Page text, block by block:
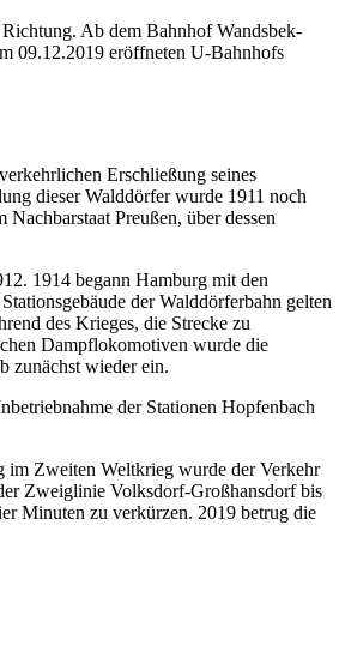
Ab dem Bahnhof Wandsbek-
09.12.2019 eröffneten U-Bahnhofs
Erschließung seines
dieser Walddörfer wurde 1911 noch
Preußen, über dessen
1914 begann Hamburg mit den
der Walddörferbahn gelten
des Krieges, die Strecke zu
Dampflokomotiven wurde die
zunächst wieder ein.
der Stationen Hopfenbach
im Zweiten Weltkrieg wurde der Verkehr
Zweiglinie Volksdorf-Großhansdorf bis
Minuten zu verkürzen. 2019 betrug die